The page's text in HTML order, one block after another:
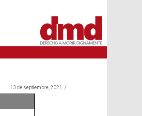
13 de septiembre, 2021